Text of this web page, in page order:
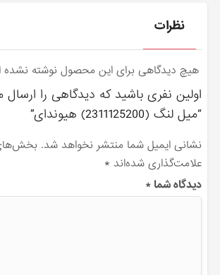
نظرات
هیچ دیدگاهی برای این محصول نوشته
اولین نفری باشید که دیدگاهی را ارسال
“ميل لنگ (2311125200) هیوندای”
نشانی ایمیل شما منتشر نخواهد شد. بخش‌های
علامت‌گذاری شده‌اند *
دیدگاه شما*